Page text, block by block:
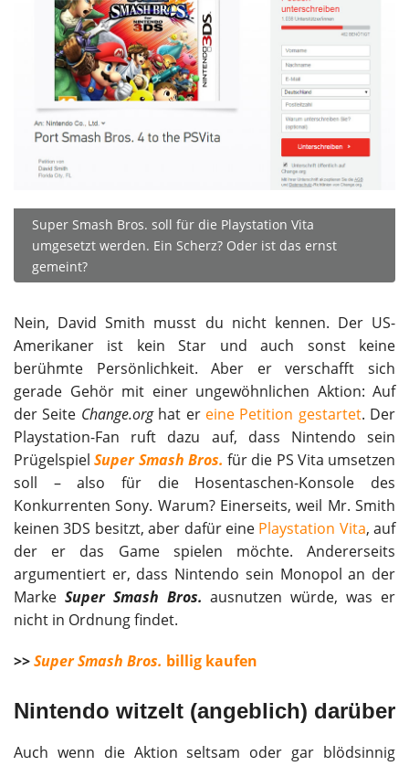
Super Smash Bros. soll für die Playstation Vita
umgesetzt werden. Ein Scherz? Oder ist das ernst
gemeint?
Nein, David Smith musst du nicht kennen. Der US-
Amerikaner ist kein Star und auch sonst keine
berühmte Persönlichkeit. Aber er verschafft sich
gerade Gehör mit einer ungewöhnlichen Aktion: Auf
der Seite Change.orghat er eine Petition gestartet. Der
Playstation-Fan ruft dazu auf, dass Nintendo sein
PrügelspielSuper Smash Bros. für die PS Vita umsetzen
soll – also für die Hosentaschen-Konsole des
Konkurrenten Sony. Warum? Einerseits, weil Mr. Smith
keinen 3DS besitzt, aber dafür eine Playstation Vita, auf
der er das Game spielen möchte. Andererseits
argumentiert er, dass Nintendo sein Monopol an der
Marke Super Smash Bros. ausnutzen würde, was er
nicht in Ordnung findet.
>>Super Smash Bros. billig kaufen
Nintendo witzelt (angeblich) darüber
Auch wenn die Aktion seltsam oder gar blödsinnig